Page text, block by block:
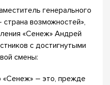
генерального
возможностей»,
«Сенеж» Андрей
с достигнутыми
смены:
«Сенеж» – это, прежде